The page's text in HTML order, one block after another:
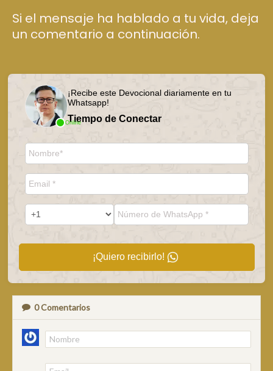
Si el mensaje ha hablado a tu vida, deja
un comentario a continuación.
Online
¡Recibe este Devocional diariamente en tu
Whatsapp!
Tiempo de Conectar
¡Quiero recibirlo!
0Comentarios